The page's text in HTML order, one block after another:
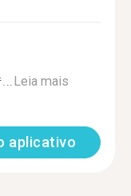
Leia mais
aplicativo